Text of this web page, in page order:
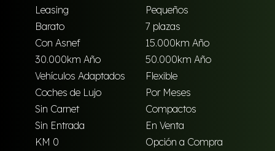
Leasing
Pequeños
Barato
7 plazas
Con Asnef
15.000km Año
30.000km Año
50.000km Año
Vehículos Adaptados
Flexible
Coches de Lujo
Por Meses
Sin Carnet
Compactos
Sin Entrada
En Venta
KM 0
Opción a Compra